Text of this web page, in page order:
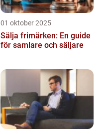
01 oktober 2025
Sälja frimärken: En guide
för samlare och säljare